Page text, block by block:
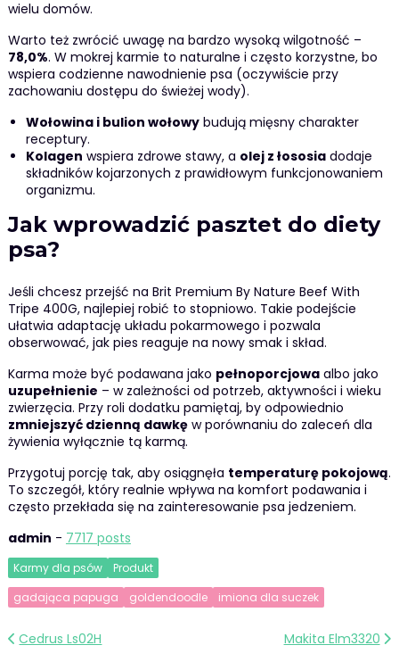
wielu domów.
Warto też zwrócić uwagę na bardzo wysoką wilgotność –
78,0%. W mokrej karmie to naturalne i często korzystne, bo
wspiera codzienne nawodnienie psa (oczywiście przy
zachowaniu dostępu do świeżej wody).
Wołowina i bulion wołowybudują mięsny charakter
receptury.
Kolagen wspiera zdrowe stawy, a olej z łososiadodaje
składników kojarzonych z prawidłowym funkcjonowaniem
organizmu.
Jak wprowadzić pasztet do diety
psa?
Jeśli chcesz przejść na Brit Premium By Nature Beef With
Tripe 400G, najlepiej robić to stopniowo. Takie podejście
ułatwia adaptację układu pokarmowego i pozwala
obserwować, jak pies reaguje na nowy smak i skład.
Karma może być podawana jako pełnoporcjowaalbo jako
uzupełnienie – w zależności od potrzeb, aktywności i wieku
zwierzęcia. Przy roli dodatku pamiętaj, by odpowiednio
zmniejszyć dzienną dawkęw porównaniu do zaleceń dla
żywienia wyłącznie tą karmą.
Przygotuj porcję tak, aby osiągnęła temperaturę pokojową.
To szczegół, który realnie wpływa na komfort podawania i
często przekłada się na zainteresowanie psa jedzeniem.
admin - 7717 posts
Karmy dla psów
Produkt
gadająca papuga
goldendoodle imiona dla suczek
Nawigacja
Cedrus Ls02H Makita Elm3320